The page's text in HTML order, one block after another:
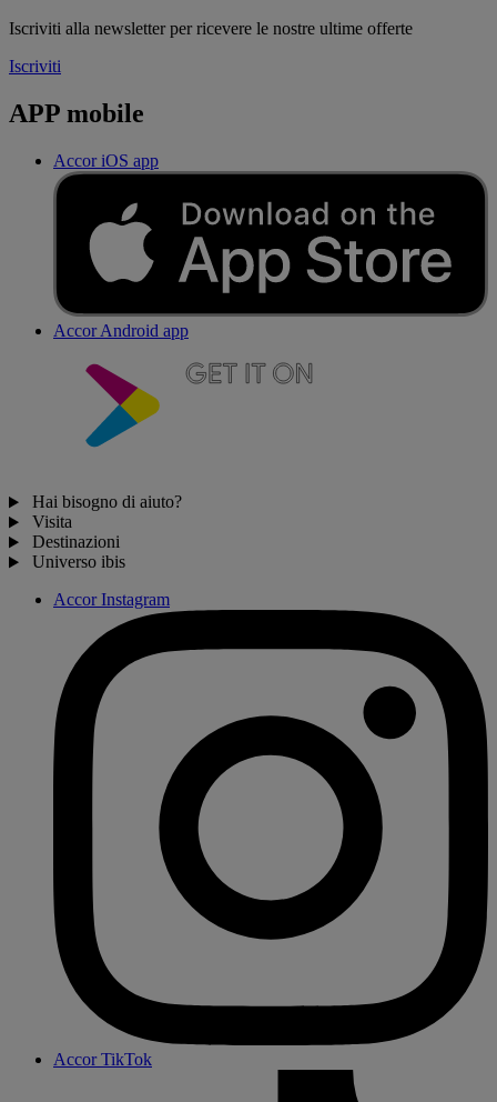
Iscriviti alla newsletter per ricevere le nostre ultime offerte
Iscriviti
APP mobile
Accor iOS app
Accor Android app
Hai bisogno di aiuto?
Visita
Destinazioni
Universo ibis
Accor Instagram
Accor TikTok